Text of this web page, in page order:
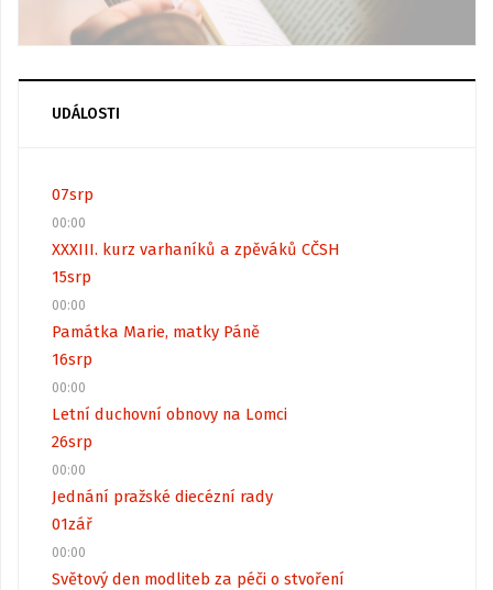
UDÁLOSTI
07srp
00:00
XXXIII. kurz varhaníků a zpěváků CČSH
15srp
00:00
Památka Marie, matky Páně
16srp
00:00
Letní duchovní obnovy na Lomci
26srp
00:00
Jednání pražské diecézní rady
01zář
00:00
Světový den modliteb za péči o stvoření